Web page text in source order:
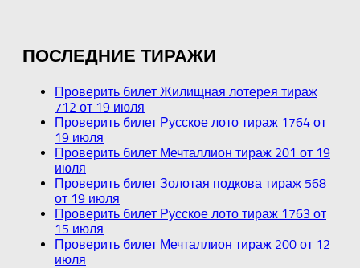
ПОСЛЕДНИЕ ТИРАЖИ
Проверить билет Жилищная лотерея тираж
712 от 19 июля
Проверить билет Русское лото тираж 1764 от
19 июля
Проверить билет Мечталлион тираж 201 от 19
июля
Проверить билет Золотая подкова тираж 568
от 19 июля
Проверить билет Русское лото тираж 1763 от
15 июля
Проверить билет Мечталлион тираж 200 от 12
июля